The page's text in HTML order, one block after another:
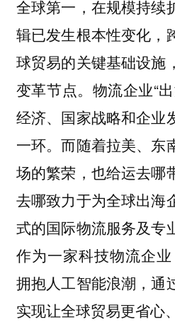
全球第一，在规模持续
辑已发生根本性变化，
球贸易的关键基础设施
变革节点。物流企业“
经济、国家战略和企业
一环。而随着拉美、东
场的繁荣，也给运去哪
去哪致力于为全球出海
式的国际物流服务及专
作为一家科技物流企
拥抱人工智能浪潮，通
实现让全球贸易更省心